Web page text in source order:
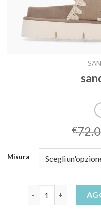
€
Misura
sandali mou quantità